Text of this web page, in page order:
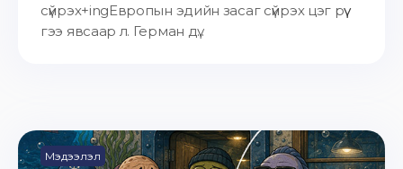
сүйрэх+ingЕвропын эдийн засаг сүйрэх цэг рүү
гээ явсаар л. Герман дү...
Мэдээлэл